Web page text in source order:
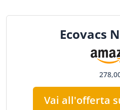
Ecovacs
Vai all'offerta